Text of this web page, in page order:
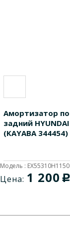
Амортизатор
задний HYUNDAI
(KAYABA 344454)
Цена: 1 200
Модель : EX55310H1150